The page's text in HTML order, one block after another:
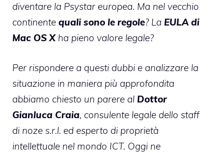
diventare la Psystar europea. Ma nel vecchio
continente quali sono le regole? La EULA di
Mac OS Xha pieno valore legale?
Per rispondere a questi dubbi e analizzare la
situazione in maniera più approfondita
abbiamo chiesto un parere al Dottor
Gianluca Craia, consulente legale dello staff
di noze s.r.l. ed esperto di proprietà
intellettuale nel mondo ICT. Oggi ne